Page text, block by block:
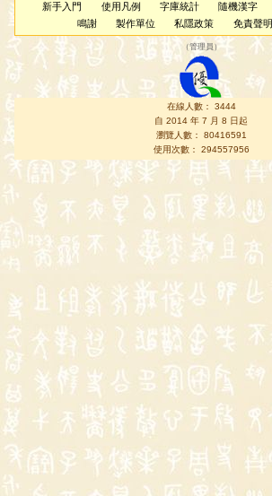
新手入門 使用凡例 字庫統計 隨機漢字
鳴謝
製作單位 私隱政策 免責聲明
（管理員 ）
在線人數： 3444
自 2014 年 7 月 8 日起
瀏覽人數： 80416591
使用次數： 294557956